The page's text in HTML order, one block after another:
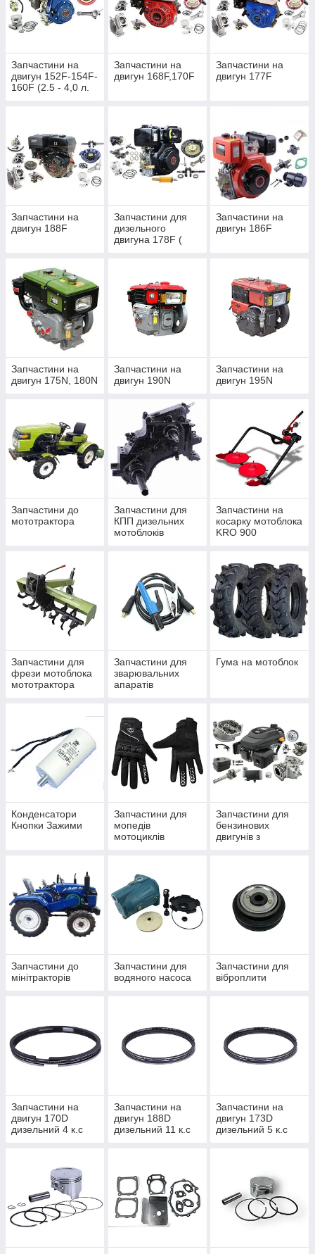
Запчастини на
двигун 152F-154F-
160F (2.5 - 4,0 л.
Запчастини на
двигун 168F,170F
Запчастини на
двигун 177F
Запчастини на
двигун 188F
Запчастини для
дизельного
двигуна 178F (
Запчастини на
двигун 186F
Запчастини на
двигун 175N, 180N
Запчастини на
двигун 190N
Запчастини на
двигун 195N
Запчастини до
мототрактора
Запчастини для
КПП дизельних
мотоблоків
Запчастини на
косарку мотоблока
KRO 900
Запчастини для
фрези мотоблока
мототрактора
Запчастини для
зварювальних
апаратів
Гума на мотоблок
Конденсатори
Кнопки Зажими
Запчастини для
мопедів
мотоциклів
Запчастини для
бензинових
двигунів з
200V (1P70FA)
Запчастини до
мінітракторів
Запчастини для
водяного насоса
Запчастини для
віброплити
Запчастини на
двигун 170D
дизельний 4 к.с
Запчастини на
двигун 188D
дизельний 11 к.с
Запчастини на
двигун 173D
дизельний 5 к.с